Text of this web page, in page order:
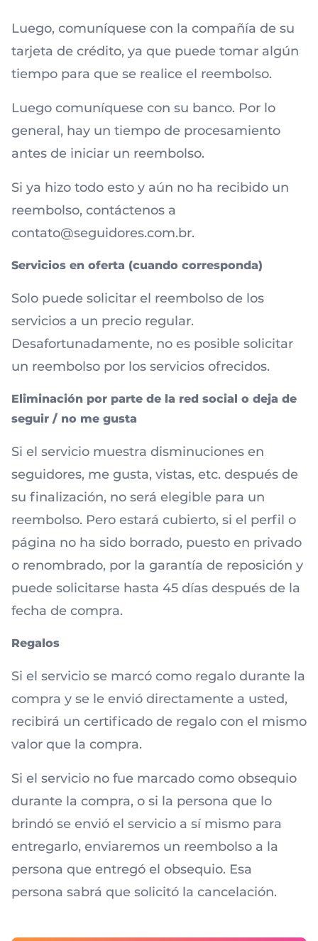
Luego, comuníquese con la compañía de su
tarjeta de crédito, ya que puede tomar algún
tiempo para que se realice el reembolso.
Luego comuníquese con su banco. Por lo
general, hay un tiempo de procesamiento
antes de iniciar un reembolso.
Si ya hizo todo esto y aún no ha recibido un
reembolso, contáctenos a
contato@seguidores.com.br.
Servicios en oferta (cuando corresponda)
Solo puede solicitar el reembolso de los
servicios a un precio regular.
Desafortunadamente, no es posible solicitar
un reembolso por los servicios ofrecidos.
Eliminación por parte de la red social o deja de
seguir / no me gusta
Si el servicio muestra disminuciones en
seguidores, me gusta, vistas, etc. después de
su finalización, no será elegible para un
reembolso. Pero estará cubierto, si el perfil o
página no ha sido borrado, puesto en privado
o renombrado, por la garantía de reposición y
puede solicitarse hasta 45 días después de la
fecha de compra.
Regalos
Si el servicio se marcó como regalo durante la
compra y se le envió directamente a usted,
recibirá un certificado de regalo con el mismo
valor que la compra.
Si el servicio no fue marcado como obsequio
durante la compra, o si la persona que lo
brindó se envió el servicio a sí mismo para
entregarlo, enviaremos un reembolso a la
persona que entregó el obsequio. Esa
persona sabrá que solicitó la cancelación.